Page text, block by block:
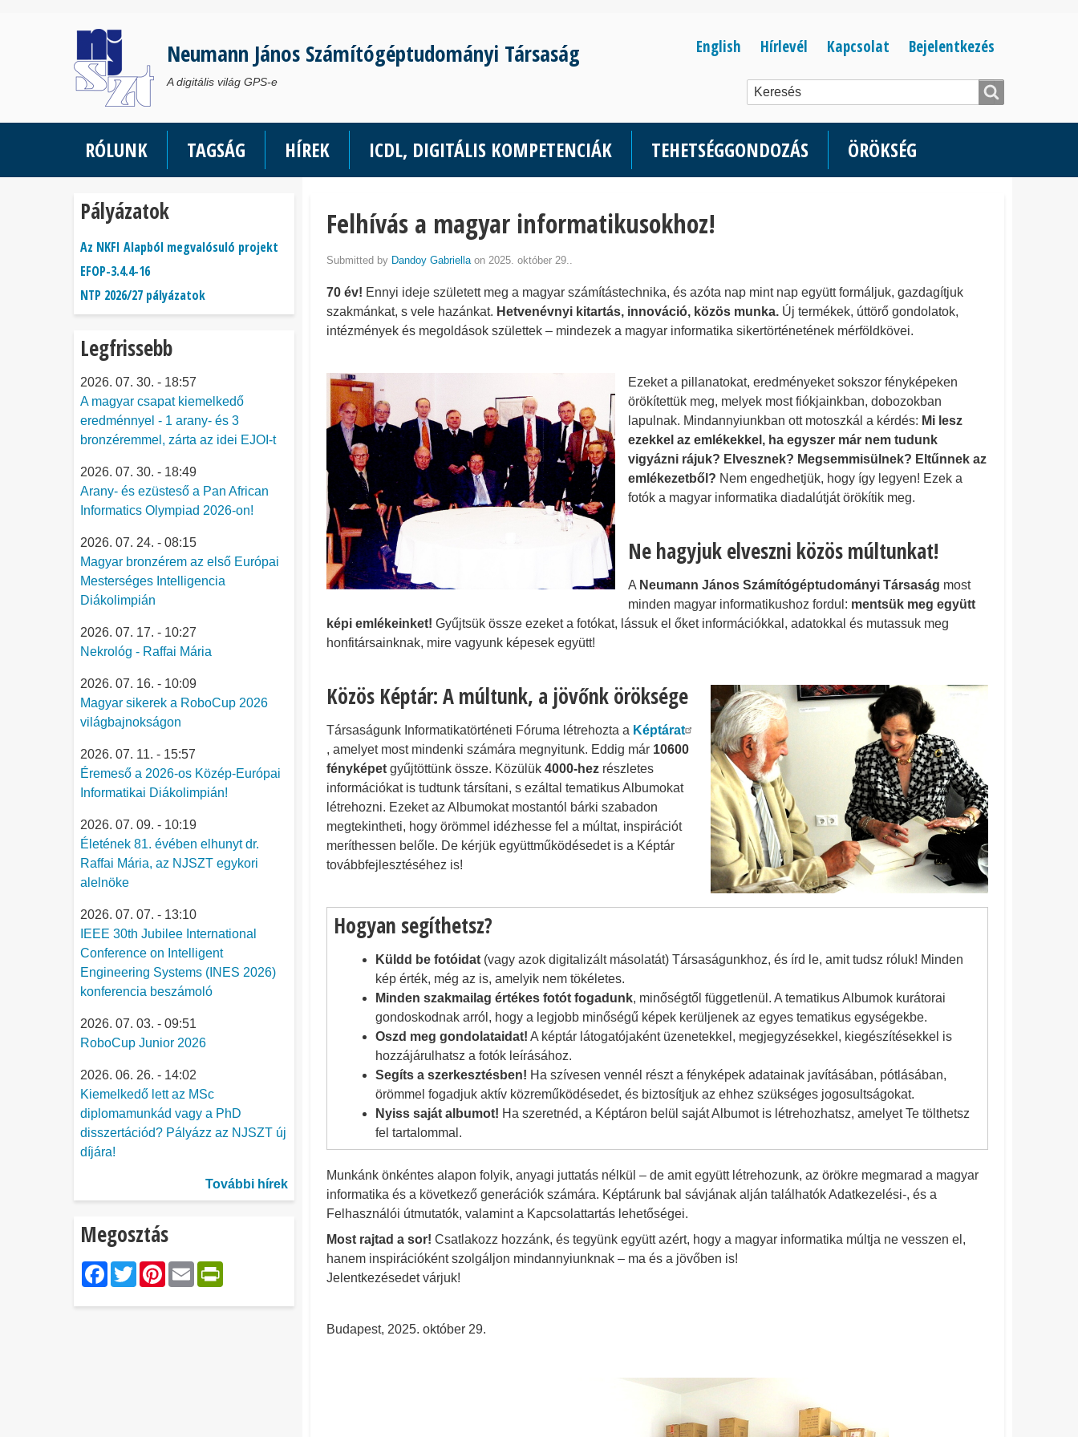
Neumann János Számítógéptudományi Társaság
A digitális világ GPS-e
Bejelentkezés
menüje
Bejelentkezés
English Hírlevél Kapcsolat
RÓLUNK TAGSÁG HÍREK ICDL, DIGITÁLIS KOMPETENCIÁK TEHETSÉGGONDOZÁS ÖRÖKSÉG
Felhívás a magyar informatikusokhoz!
Submitted by Dandoy Gabriellaon 2025. október 29..
70 év! Ennyi ideje született meg a magyar számítástechnika, és azóta nap mint nap együtt formáljuk, gazdagítjuk
szakmánkat, s vele hazánkat. Hetvenévnyi kitartás, innováció, közös munka. Új termékek, úttörő gondolatok,
intézmények és megoldások születtek – mindezek a magyar informatika sikertörténetének mérföldkövei.
Ezeket a pillanatokat, eredményeket sokszor fényképeken
örökítettük meg, melyek most fiókjainkban, dobozokban
lapulnak. Mindannyiunkban ott motoszkál a kérdés: Mi lesz
ezekkel az emlékekkel, ha egyszer már nem tudunk
vigyázni rájuk? Elvesznek? Megsemmisülnek? Eltűnnek az
emlékezetből? Nem engedhetjük, hogy így legyen! Ezek a
fotók a magyar informatika diadalútját örökítik meg.
Ne hagyjuk elveszni közös múltunkat!
A Neumann János Számítógéptudományi Társaság most
minden magyar informatikushoz fordul: mentsük meg együtt
képi emlékeinket! Gyűjtsük össze ezeket a fotókat, lássuk el őket információkkal, adatokkal és mutassuk meg
honfitársainknak, mire vagyunk képesek együtt!
Közös Képtár: A múltunk, a jövőnk öröksége
Társaságunk Informatikatörténeti Fóruma létrehozta a Képtárat
, amelyet most mindenki számára megnyitunk. Eddig már 10600
fényképet gyűjtöttünk össze. Közülük 4000-hez részletes
információkat is tudtunk társítani, s ezáltal tematikus Albumokat
létrehozni. Ezeket az Albumokat mostantól bárki szabadon
megtekintheti, hogy örömmel idézhesse fel a múltat, inspirációt
meríthessen belőle. De kérjük együttműködésedet is a Képtár
továbbfejlesztéséhez is!
Hogyan segíthetsz?
Küldd be fotóidat (vagy azok digitalizált másolatát) Társaságunkhoz, és írd le, amit tudsz róluk! Minden
kép érték, még az is, amelyik nem tökéletes.
Minden szakmailag értékes fotót fogadunk, minőségtől függetlenül. A tematikus Albumok kurátorai
gondoskodnak arról, hogy a legjobb minőségű képek kerüljenek az egyes tematikus egységekbe.
Oszd meg gondolataidat! A képtár látogatójaként üzenetekkel, megjegyzésekkel, kiegészítésekkel is
hozzájárulhatsz a fotók leírásához.
Segíts a szerkesztésben! Ha szívesen vennél részt a fényképek adatainak javításában, pótlásában,
örömmel fogadjuk aktív közreműködésedet, és biztosítjuk az ehhez szükséges jogosultságokat.
Nyiss saját albumot! Ha szeretnéd, a Képtáron belül saját Albumot is létrehozhatsz, amelyet Te tölthetsz
fel tartalommal.
Munkánk önkéntes alapon folyik, anyagi juttatás nélkül – de amit együtt létrehozunk, az örökre megmarad a magyar
informatika és a következő generációk számára. Képtárunk bal sávjának alján találhatók Adatkezelési-, és a
Felhasználói útmutatók, valamint a Kapcsolattartás lehetőségei.
Most rajtad a sor! Csatlakozz hozzánk, és tegyünk együtt azért, hogy a magyar informatika múltja ne vesszen el,
hanem inspirációként szolgáljon mindannyiunknak – ma és a jövőben is!
Jelentkezésedet várjuk!
Budapest, 2025. október 29.
Pályázatok
Az NKFI Alapból megvalósuló projekt
EFOP-3.4.4-16
NTP 2026/27 pályázatok
Legfrissebb
2026. 07. 30. - 18:57
A magyar csapat kiemelkedő
eredménnyel - 1 arany- és 3
bronzéremmel, zárta az idei EJOI-t
2026. 07. 30. - 18:49
Arany- és ezüsteső a Pan African
Informatics Olympiad 2026-on!
2026. 07. 24. - 08:15
Magyar bronzérem az első Európai
Mesterséges Intelligencia
Diákolimpián
2026. 07. 17. - 10:27
Nekrológ - Raffai Mária
2026. 07. 16. - 10:09
Magyar sikerek a RoboCup 2026
világbajnokságon
2026. 07. 11. - 15:57
Éremeső a 2026-os Közép-Európai
Informatikai Diákolimpián!
2026. 07. 09. - 10:19
Életének 81. évében elhunyt dr.
Raffai Mária, az NJSZT egykori
alelnöke
2026. 07. 07. - 13:10
IEEE 30th Jubilee International
Conference on Intelligent
Engineering Systems (INES 2026)
konferencia beszámoló
2026. 07. 03. - 09:51
RoboCup Junior 2026
2026. 06. 26. - 14:02
Kiemelkedő lett az MSc
diplomamunkád vagy a PhD
disszertációd? Pályázz az NJSZT új
díjára!
További hírek
Megosztás
Facebook
Twitter
Pinterest
EmailPrintFriendly